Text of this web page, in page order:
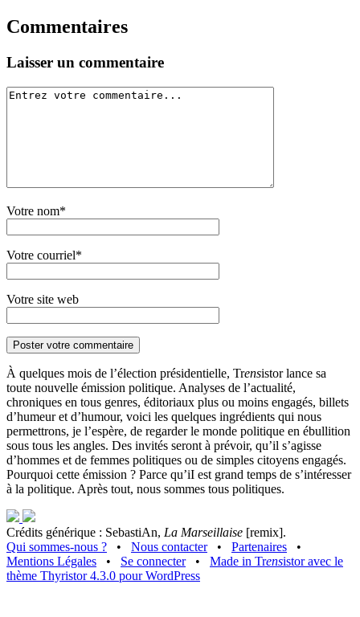
Commentaires
Laisser un commentaire
Votre nom*
Votre courriel*
Votre site web
À quelques mois de l’élection présidentielle, Trensistor lance sa
toute nouvelle émission politique. Analyses de l’actualité,
chroniques en tous genres, éditoriaux plus ou moins engagés, billets
d’humeur et d’humour, voici les quelques ingrédients qui nous
permettrons, je l’espère, de regarder le monde politique en ébullition
sous tous les angles. Des invités seront à prévoir, qu’il s’agisse
d’hommes et de femmes politiques ou de simples citoyens engagés.
Pourquoi cette émission ? Parce qu’iI est grand temps de s’intéresser
à la politique. Après tout, nous sommes tous politiques.
Crédits générique : SebastiAn, La Marseillaise [remix].
Qui sommes-nous ?
• Nous contacter • Partenaires
•
Mentions Légales
• Se connecter • Made in Trensistor avec le
thème Thyristor 4.3.0 pour WordPress